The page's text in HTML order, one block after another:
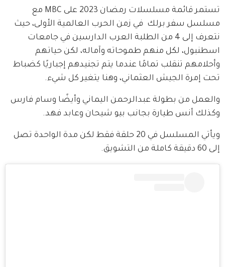
تستمر قائمة مسلسلات رمضان 2023 على MBC مع
مسلسل سفر برلك  في زمن الحرب العالمية الأولى، حيث
نتعرف إلى 4 من الطلبة العرب الدارسين في جامعات
اسطنبول، لكل منهم طموحاته وآماله، لكن حياتهم
وأحلامهم تنقلب تمامًا عندما يتم تجنيدهم إجباريًا كضباط
تحت إمرة الجيش العثماني، وهنا يتغير كل شيء.
والعمل من بطولة عبدالرحمن اليماني وأيضًا وسام فارس
وكذلك أنس طيارة بجانب بيو شيحان وعابد فهد.
ويأتي المسلسل في 20 حلقة فقط لكن مدة الواحدة تصل
إلى 60 دقيقة كاملة من التشويق.